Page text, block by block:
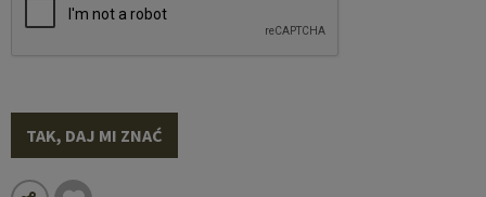
TAK, DAJ MI ZNAĆ